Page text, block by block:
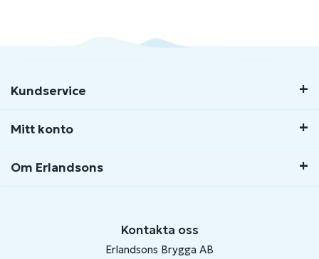
Kundservice
Mitt konto
Om Erlandsons
Kontakta oss
Erlandsons Brygga AB